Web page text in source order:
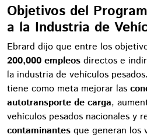
Objetivos del
a la Industria de
Ebrard dijo que entre los
200,000 empleos directos e
la industria de vehículos
tiene como meta mejorar las
autotransporte de carga,
vehículos pesados nacionales y
contaminantes que generan los